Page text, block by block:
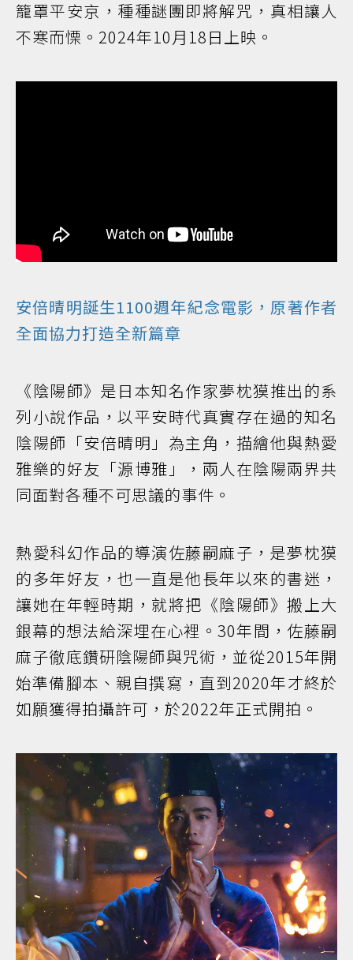
籠罩平安京，種種謎團即將解咒，真相讓人
不寒而慄。2024年10月18日上映。
安倍晴明誕生1100週年紀念電影，原著作者
全面協力打造全新篇章
《陰陽師》是日本知名作家夢枕獏推出的系
列小說作品，以平安時代真實存在過的知名
陰陽師「安倍晴明」為主角，描繪他與熱愛
雅樂的好友「源博雅」，兩人在陰陽兩界共
同面對各種不可思議的事件。
熱愛科幻作品的導演佐藤嗣麻子，是夢枕獏
的多年好友，也一直是他長年以來的書迷，
讓她在年輕時期，就將把《陰陽師》搬上大
銀幕的想法給深埋在心裡。30年間，佐藤嗣
麻子徹底鑽研陰陽師與咒術，並從2015年開
始準備腳本、親自撰寫，直到2020年才終於
如願獲得拍攝許可，於2022年正式開拍。